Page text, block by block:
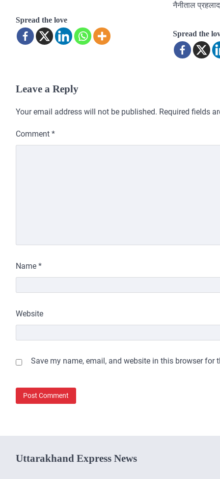
Spread the love
नैनीताल
Spread the
Leave a Reply
Your email address will not be published. Required fields
Comment *
Name *
Website
Save my name, email, and website in this browser for
Uttarakhand Express News